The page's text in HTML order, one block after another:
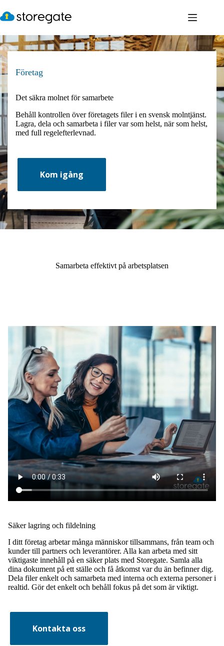
till
innehåll
Företag
Det säkra molnet för samarbete
Behåll kontrollen över företagets filer i en svensk molntjänst.
Lagra, dela och samarbeta i filer var som helst, när som helst,
med full regelefterlevnad.
Kom igång
Samarbeta effektivt på arbetsplatsen
Säker lagring och fildelning
I ditt företag arbetar många människor tillsammans, från team och
kunder till partners och leverantörer. Alla kan arbeta med sitt
viktigaste innehåll på en säker plats med Storegate. Samla alla
dina dokument på ett ställe och få åtkomst var du än befinner dig.
Dela filer enkelt och samarbeta med interna och externa personer i
realtid. Gör det enkelt och behåll fokus på det som är viktigt.
Kontakta oss